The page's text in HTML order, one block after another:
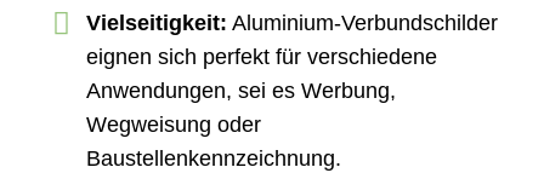
Vielseitigkeit: Aluminium-Verbundschilder
eignen sich perfekt für verschiedene
Anwendungen, sei es Werbung,
Wegweisung oder
Baustellenkennzeichnung.